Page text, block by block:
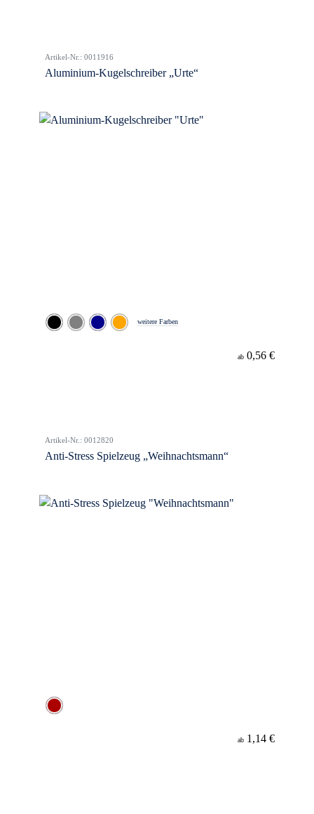
Artikel-Nr.: 0011916
Aluminium-Kugelschreiber „Urte“
weitere Farben
ab 0,56 €
Artikel-Nr.: 0012820
Anti-Stress Spielzeug „Weihnachtsmann“
ab 1,14 €